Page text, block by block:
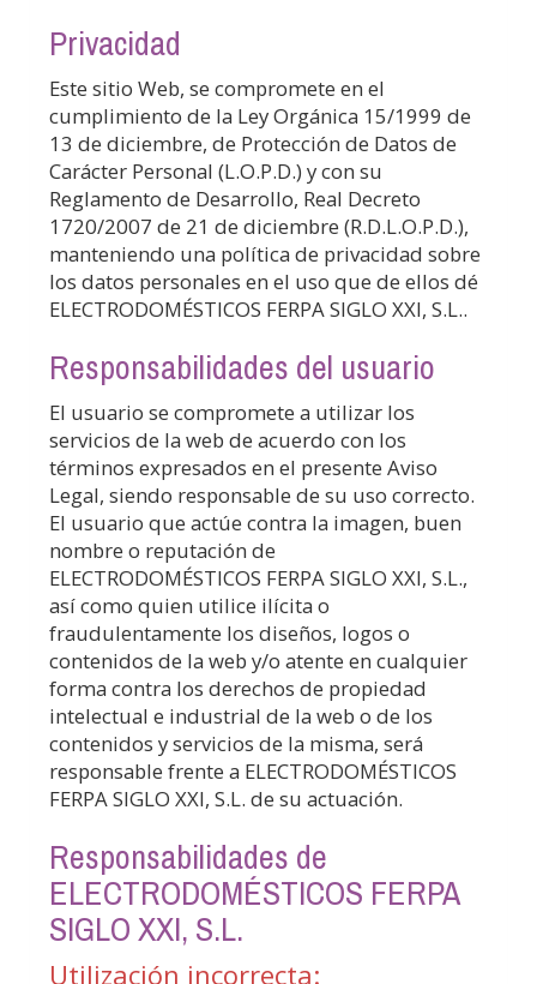
Privacidad
Este sitio Web, se compromete en el
cumplimiento de la Ley Orgánica 15/1999 de
13 de diciembre, de Protección de Datos de
Carácter Personal (L.O.P.D.) y con su
Reglamento de Desarrollo, Real Decreto
1720/2007 de 21 de diciembre (R.D.L.O.P.D.),
manteniendo una política de privacidad sobre
los datos personales en el uso que de ellos dé
ELECTRODOMÉSTICOS FERPA SIGLO XXI, S.L..
Responsabilidades del usuario
El usuario se compromete a utilizar los
servicios de la web de acuerdo con los
términos expresados en el presente Aviso
Legal, siendo responsable de su uso correcto.
El usuario que actúe contra la imagen, buen
nombre o reputación de
ELECTRODOMÉSTICOS FERPA SIGLO XXI, S.L.,
así como quien utilice ilícita o
fraudulentamente los diseños, logos o
contenidos de la web y/o atente en cualquier
forma contra los derechos de propiedad
intelectual e industrial de la web o de los
contenidos y servicios de la misma, será
responsable frente a ELECTRODOMÉSTICOS
FERPA SIGLO XXI, S.L. de su actuación.
Responsabilidades de
ELECTRODOMÉSTICOS FERPA
SIGLO XXI, S.L.
Utilización incorrecta: